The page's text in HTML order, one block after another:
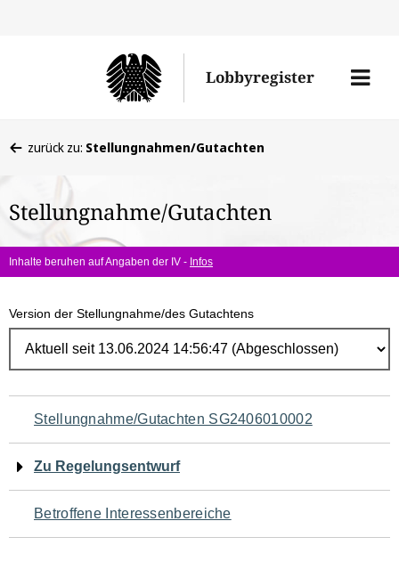
Lobbyregister
Menü
befinden
hier:
zurück zu: Stellungnahmen/Gutachten
Stellungnahme/Gutachten
Inhalte beruhen auf Angaben der IV - Infos
Version der Stellungnahme/des Gutachtens
Navigation
für
den
Seiteninhalt
Stellungnahme/Gutachten SG2406010002
Zu Regelungsentwurf
Betroffene Interessenbereiche